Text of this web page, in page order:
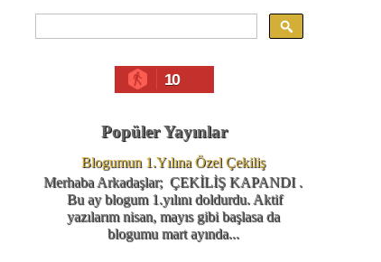
10
Popüler Yayınlar
Blogumun 1.Yılına Özel Çekiliş
Merhaba Arkadaşlar; ÇEKİLİŞ KAPANDI .
Bu ay blogum 1.yılını doldurdu. Aktif
yazılarım nisan, mayıs gibi başlasa da
blogumu mart ayında...